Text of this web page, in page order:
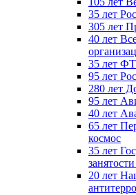
35 лет
305 лет
40 лет
35 лет
95 лет
280 лет
95 лет
40 лет
65 лет
космос
35 лет
20 лет